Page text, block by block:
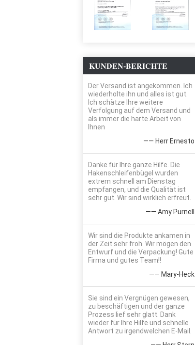
KUNDEN-BERICHTE
Der Versand ist angekommen. Ich
wiederholte ihn und alles ist gut.
Ich schätze Ihre weitere
Verfolgung auf dem Versand und
als immer die harte Arbeit von
Ihnen
—— Herr Ernesto
Danke für Ihre ganze Hilfe. Die
Hakenschleifenbügel wurden
extrem schnell am Dienstag
empfangen, und die Qualität ist
sehr gut. Wir sind wirklich erfreut.
—— Amy Purnell
Wir sind die Produkte ankamen in
der Zeit sehr froh. Wir mögen den
Entwurf und die Verpackung! Gute
Firma und gutes Team!!
—— Mary-Heck
Sie sind ein Vergnügen gewesen,
zu beschäftigen und der ganze
Prozess lief sehr glatt. Dank
wieder für Ihre Hilfe und schnelle
Antwort zu irgendwelchen E-Mail.